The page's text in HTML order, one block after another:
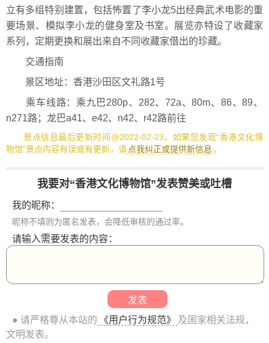
立有多组特别建置，包括怖置了李小龙5出经典武术电影的重
要场景、模拟李小龙的健身室及书室。展览亦特设了收藏家
系列，定期更换和展出来自不同收藏家借出的珍藏。
交通指南
景区地址：香港沙田区文礼路1号
乘车线路：乘九巴280p、282、72a、80m、86、89、
n271路；龙巴a41、e42、n42、r42路前往
景点信息最后更新时间@2022-02-23，如果您发现“香港文化博
物馆”景点内容有误或有更新，请 点我纠正或提供新信息。
我要对“香港文化博物馆”发表赞美或吐槽
我的昵称：
昵称不填则为匿名发表，会降低审核的通过率。
请输入需要发表的内容：
● 请严格尊从本站的 《用户行为规范》
及国家相关法规，
文明发表。